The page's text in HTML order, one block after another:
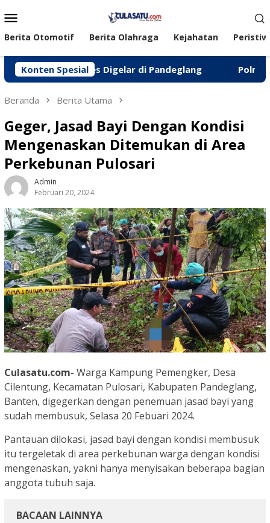
ke
kontenMobile
Berita Otomotif Berita Olahraga Kejahatan
Konten Spesial
Sukses Digelar di Pandeglang ‎Polres
Beranda Berita Utama
Geger, Jasad Bayi Dengan Kondisi
Mengenaskan Ditemukan di Area
Perkebunan Pulosari
Admin
Februari 20, 2024
Culasatu.com- Warga Kampung Pemengker, Desa
Cilentung, Kecamatan Pulosari, Kabupaten Pandeglang,
Banten, digegerkan dengan penemuan jasad bayi yang
sudah membusuk, Selasa 20 Febuari 2024.
Pantauan dilokasi, jasad bayi dengan kondisi membusuk
itu tergeletak di area perkebunan warga dengan kondisi
mengenaskan, yakni hanya menyisakan beberapa bagian
anggota tubuh saja.
BACAAN LAINNYA